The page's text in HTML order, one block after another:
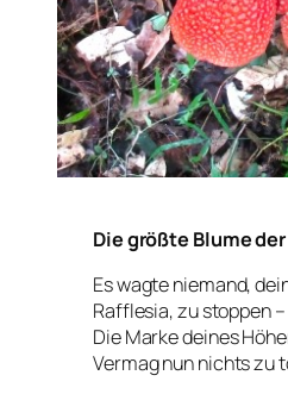
Die größte Blume
Es wagte niemand,
Rafflesia, zu stoppen –
Die Marke deines
Vermag nun nichts zu